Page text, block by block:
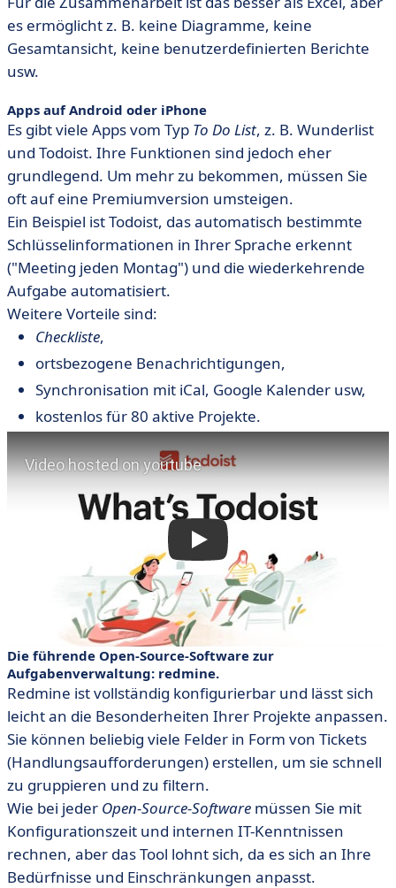
es ermöglicht z. B. keine Diagramme, keine
Gesamtansicht, keine benutzerdefinierten Berichte
usw.
Apps auf Android oder iPhone
Es gibt viele Apps vom Typ To Do List, z. B. Wunderlist
und Todoist. Ihre Funktionen sind jedoch eher
grundlegend. Um mehr zu bekommen, müssen Sie
oft auf eine Premiumversion umsteigen.
Ein Beispiel ist Todoist, das automatisch bestimmte
Schlüsselinformationen in Ihrer Sprache erkennt
("Meeting jeden Montag") und die wiederkehrende
Aufgabe automatisiert.
Weitere Vorteile sind:
Checkliste,
ortsbezogene Benachrichtigungen,
Synchronisation mit iCal, Google Kalender usw,
kostenlos für 80 aktive Projekte.
Die führende Open-Source-Software zur
Aufgabenverwaltung: redmine.
Redmine ist vollständig konfigurierbar und lässt sich
leicht an die Besonderheiten Ihrer Projekte anpassen.
Sie können beliebig viele Felder in Form von Tickets
(Handlungsaufforderungen) erstellen, um sie schnell
zu gruppieren und zu filtern.
Wie bei jeder Open-Source-Software müssen Sie mit
Konfigurationszeit und internen IT-Kenntnissen
rechnen, aber das Tool lohnt sich, da es sich an Ihre
Bedürfnisse und Einschränkungen anpasst.